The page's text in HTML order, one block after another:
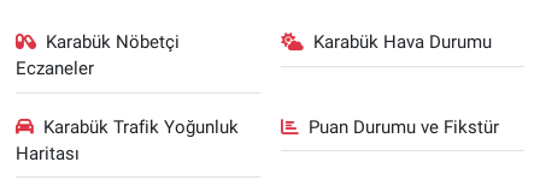
Karabük Nöbetçi
Eczaneler
Karabük Hava Durumu
Karabük Trafik Yoğunluk
Haritası
Puan Durumu ve Fikstür